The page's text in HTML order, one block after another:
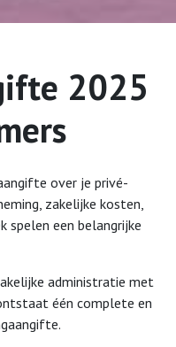
2025
over je privé-
zakelijke kosten,
spelen een belangrijke
administratie met
één complete en